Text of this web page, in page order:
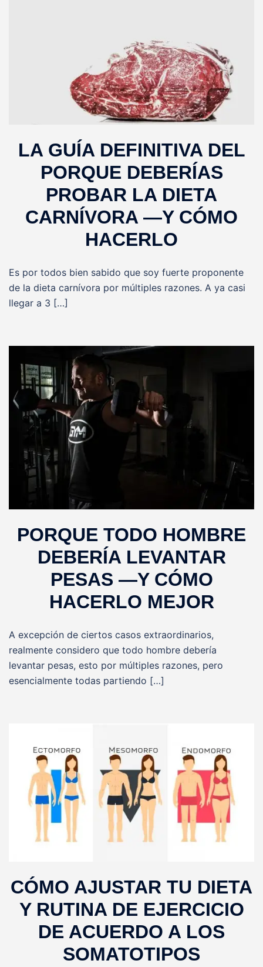
LA GUÍA DEFINITIVA DEL
PORQUE DEBERÍAS
PROBAR LA DIETA
CARNÍVORA —Y CÓMO
HACERLO
Es por todos bien sabido que soy fuerte proponente
de la dieta carnívora por múltiples razones. A ya casi
llegar a 3 […]
PORQUE TODO HOMBRE
DEBERÍA LEVANTAR
PESAS —Y CÓMO
HACERLO MEJOR
A excepción de ciertos casos extraordinarios,
realmente considero que todo hombre debería
levantar pesas, esto por múltiples razones, pero
esencialmente todas partiendo […]
CÓMO AJUSTAR TU DIETA
Y RUTINA DE EJERCICIO
DE ACUERDO A LOS
SOMATOTIPOS